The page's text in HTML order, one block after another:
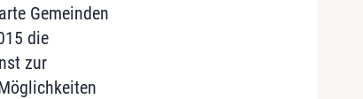
Gemeinden
die
zur